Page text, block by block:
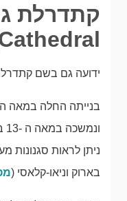
ידועה גם בשם
ניתן לראות סגנונות
בארוק וניאו-קלאסי (